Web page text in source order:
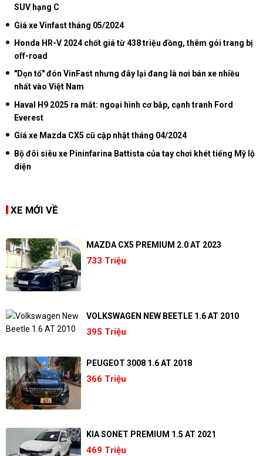
SUV hạng C
Giá xe Vinfast tháng 05/2024
Honda HR-V 2024 chốt giá từ 438 triệu đồng, thêm gói trang bị
off-road
"Dọn tổ" đón VinFast nhưng đây lại đang là nơi bán xe nhiều
nhất vào Việt Nam
Haval H9 2025 ra mắt: ngoại hình cơ bắp, cạnh tranh Ford
Everest
Giá xe Mazda CX5 cũ cập nhật tháng 04/2024
Bộ đôi siêu xe Pininfarina Battista của tay chơi khét tiếng Mỹ lộ
diện
XE MỚI VỀ
MAZDA CX5 PREMIUM 2.0 AT 2023
733 Triệu
VOLKSWAGEN NEW BEETLE 1.6 AT 2010
395 Triệu
PEUGEOT 3008 1.6 AT 2018
366 Triệu
KIA SONET PREMIUM 1.5 AT 2021
469 Triệu